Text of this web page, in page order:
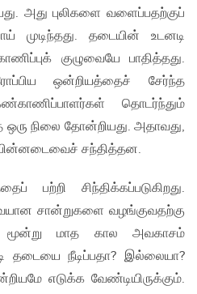
அது புலிகளை வளைப்பதற்குப்
முடிந்தது. தடையின் உடனடி
குழுவையே பாதித்தது.
ஒன்றியத்தைச் சேர்ந்த
தொடர்ந்தும்
ஒரு நிலை தோன்றியது. அதாவது,
பின்னடைவைச் சந்தித்தன.
பற்றி சிந்திக்கப்படுகிறது.
சான்றுகளை வழங்குவதற்கு
மூன்று மாத கால அவகாசம்
தடையை நீடிப்பதா? இல்லையா?
எடுக்க வேண்டியிருக்கும்.